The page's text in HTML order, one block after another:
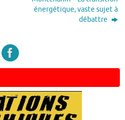
énergétique, vaste sujet à
débattre